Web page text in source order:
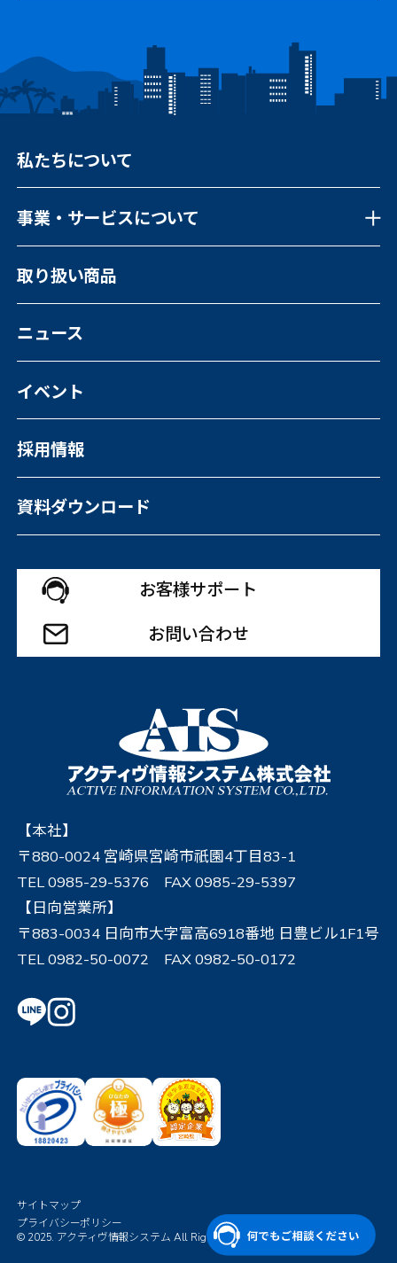
【本社】
〒880-0024 宮崎県宮崎市祇園4丁目83-1
TEL 0985-29-5376 FAX 0985-29-5397
【日向営業所】
〒883-0034 日向市大字富高6918番地 日豊ビル1F1号
TEL 0982-50-0072 FAX 0982-50-0172
私たちについて
事業・サービスについて
事業・サービスについて一覧
福祉向けソフトウェア
コンピュータ・OA機器販売
外国人の人材紹介
取り扱い商品
ニュース
イベント
採用情報
資料ダウンロード
お客様サポート
お問い合わせ
サイトマップ
プライバシーポリシー
© 2025. アクティヴ情報システム All Rights Reserved.